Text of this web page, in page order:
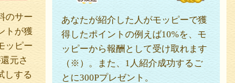
のサー
トが獲
ッピー
元さ
しする
あなたが紹介した人がモッピーで獲
得したポイントの例えば10%を、モ
ッピーから報酬として受け取れます
（※）。また、1人紹介成功するご
とに300Pプレゼント。